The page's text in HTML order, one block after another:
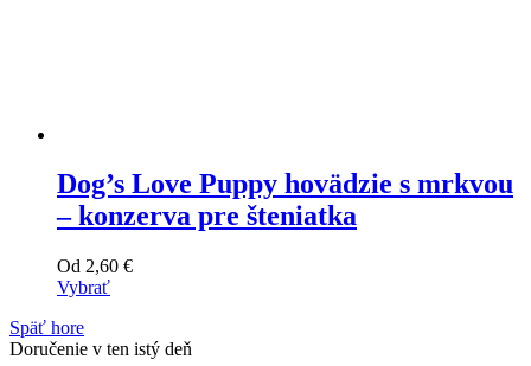
Dog’s Love Puppy hovädzie s mrkvou
– konzerva pre šteniatka
Od 2,60 €
Vybrať
výrobok
má
Späť hore
Doručenie v ten istý deň